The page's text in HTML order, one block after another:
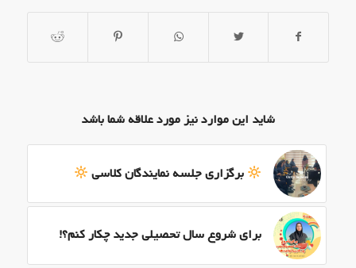
شاید این موارد نیز مورد علاقه شما باشد
برگزاری جلسه نمایندگان کلاسی
برای شروع سال تحصیلی جدید چکار کنم؟!